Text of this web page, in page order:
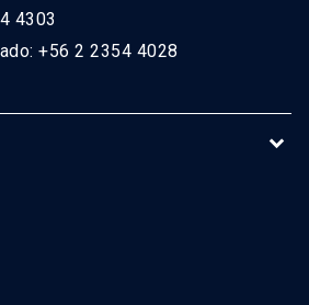
4303
+56 2 2354 4028